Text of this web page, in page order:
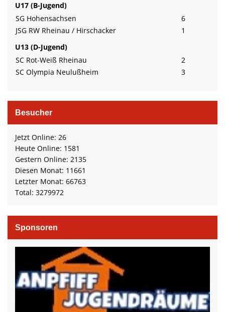
U17 (B-Jugend)
SG Hohensachsen
6
JSG RW Rheinau / Hirschacker
1
U13 (D-Jugend)
SC Rot-Weiß Rheinau
2
SC Olympia Neulußheim
3
Besucher
Jetzt Online: 26
Heute Online: 1581
Gestern Online: 2135
Diesen Monat: 11661
Letzter Monat: 66763
Total: 3279972
Sponsoren